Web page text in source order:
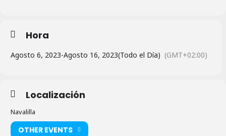
Hora
Agosto 6, 2023-Agosto 16, 2023(Todo el Día) (GMT+02:00)
Localización
Navalilla
OTHER EVENTS